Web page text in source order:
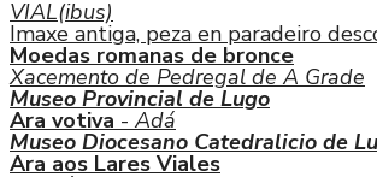
VIAL(ibus)
Imaxe antiga, peza en paradeiro
Moedas romanas de bronce
Xacemento de Pedregal de A Grade
Museo Provincial de Lugo
Ara votiva - Adá
Museo Diocesano Catedralicio de
Ara aos Lares Viales